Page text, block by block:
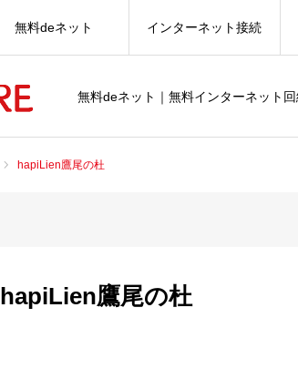
無料deネット｜無料インターネット
無料deネット インターネット接続
hapiLien鷹尾の杜
hapiLien鷹尾の杜